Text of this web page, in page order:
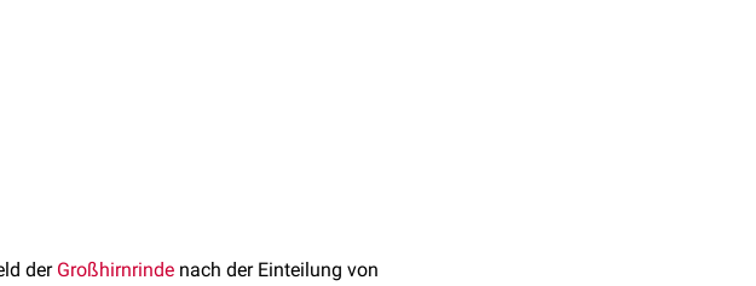
der Großhirnrinde nach der Einteilung von